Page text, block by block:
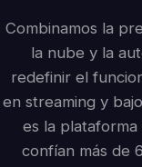
Combinamos la
la nube y la
redefinir el
en streaming y
es la
confían más de